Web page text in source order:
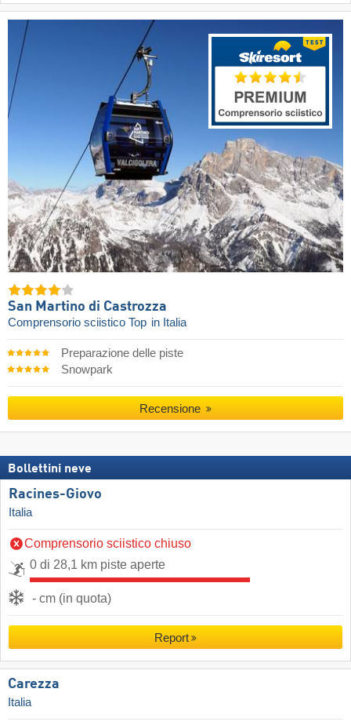
San Martino di Castrozza
Comprensorio sciistico Top in Italia
Preparazione delle piste
Snowpark
Recensione
Bollettini neve
Racines-Giovo
Italia
Comprensorio sciistico chiuso
0 di 28,1 km piste aperte
- cm (in quota)
Report
Carezza
Italia